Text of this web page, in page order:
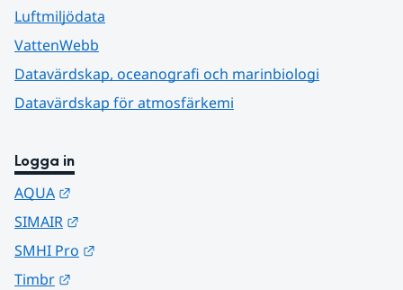
Luftmiljödata
VattenWebb
Datavärdskap, oceanografi och marinbiologi
Datavärdskap för atmosfärkemi
Logga in
AQUA
SIMAIR
SMHI Pro
Timbr